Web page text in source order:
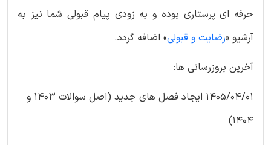
حرفه ای پرستاری بوده و به زودی پیام قبولی شما نیز به
آرشیو «رضایت و قبولی» اضافه گردد.
آخرین بروزرسانی ها:
1405/04/01 ایجاد فصل های جدید (اصل سوالات 1403 و
1404)